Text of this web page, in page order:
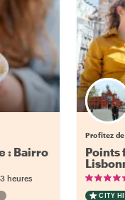
: Bairro
3 heures
Profitez
Points
CITY